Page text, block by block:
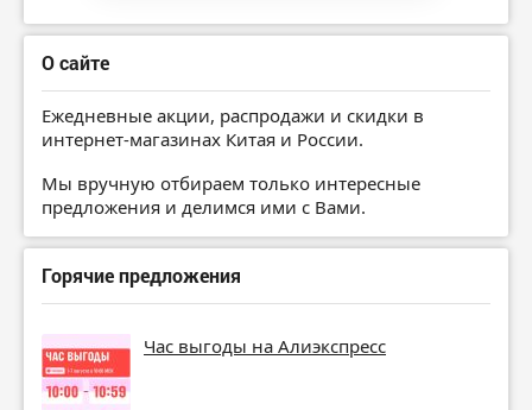
О сайте
Ежедневные акции, распродажи и скидки в
интернет-магазинах Китая и России.
Мы вручную отбираем только интересные
предложения и делимся ими с Вами.
Горячие предложения
Час выгоды на Алиэкспресс